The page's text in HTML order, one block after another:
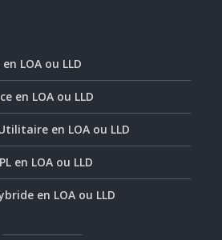
LOA ou LLD
en LOA ou LLD
en LOA ou LLD
en LOA ou LLD
en LOA ou LLD